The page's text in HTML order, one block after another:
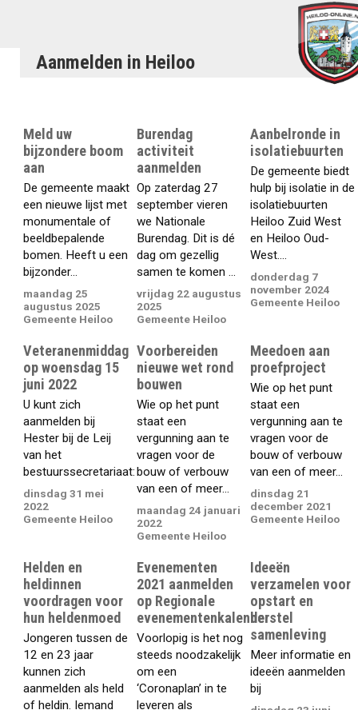
Aanmelden in Heiloo
Meld uw
bijzondere boom
aan
De gemeente maakt
een nieuwe lijst met
monumentale of
beeldbepalende
bomen. Heeft u een
bijzonder...
maandag 25
augustus 2025
Gemeente Heiloo
Burendag
activiteit
aanmelden
Op zaterdag 27
september vieren
we Nationale
Burendag. Dit is dé
dag om gezellig
samen te komen ...
vrijdag 22 augustus
2025
Gemeente Heiloo
Aanbelronde in
isolatiebuurten
De gemeente biedt
hulp bij isolatie in de
isolatiebuurten
Heiloo Zuid West
en Heiloo Oud-
West....
donderdag 7
november 2024
Gemeente Heiloo
Veteranenmiddag
op woensdag 15
juni 2022
U kunt zich
aanmelden bij
Hester bij de Leij
van het
bestuurssecretariaat:
dinsdag 31 mei
2022
Gemeente Heiloo
Voorbereiden
nieuwe wet rond
bouwen
Wie op het punt
staat een
vergunning aan te
vragen voor de
bouw of verbouw
van een of meer...
maandag 24 januari
2022
Gemeente Heiloo
Meedoen aan
proefproject
Wie op het punt
staat een
vergunning aan te
vragen voor de
bouw of verbouw
van een of meer...
dinsdag 21
december 2021
Gemeente Heiloo
Helden en
heldinnen
voordragen voor
hun heldenmoed
Jongeren tussen de
12 en 23 jaar
kunnen zich
aanmelden als held
of heldin. Iemand
Evenementen
2021 aanmelden
op Regionale
evenementenkalender
Voorlopig is het nog
steeds noodzakelijk
om een
‘Coronaplan’ in te
leveren als
Ideeën
verzamelen voor
opstart en
herstel
samenleving
Meer informatie en
ideeën aanmelden
bij